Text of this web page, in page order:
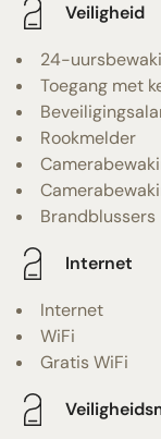
Veiligheid
24-
Toegang met
Rookmelder
Brandblussers
Internet
Internet
WiFi
Gratis WiFi